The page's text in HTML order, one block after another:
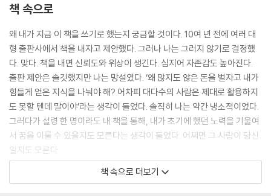
는다면 리스크를 관리하지 않는 것이다 / 왜 손절에 실패할까?
[13장] 리스크 대처 및 통제 방법
생활 습관을 길러라 / 비상 계획 수립 / 손실은 기대 수익의 함수다 / 언제
손절해야 할까? / 투자자의 대죄를 피하라 / 실패 수용 / 미리 리스크를 확
정하라 / 손절 원칙을 준수하라 / 손절 슬리피지에 대한 대응 / 연속적인 매
수 실패에 대처하는 법 / 재난을 보장하는 관행 / 속도 조절법을 배워라 /
성공하면 규모를 키워라 / 분할 매수 대 물타기 / 손절선을 본전까지 높여
야 할 때 / 모든 비율이 같은 것은 아니다 / 분산한다고 보호받는 건 아니다
/ 눈밭을 맨발로 걸었던 이야기
감사의 글
책 속으로
왜 내가 지금 이 책을 쓰기로 했는지 궁금할 것이다. 10여 년 전에 여러 대
형 출판사에서 책을 내자고 제안했다. 그러나 나는 그러지 않기로 결정했
다. 맞다. 책을 내면 신뢰도와 위상이 생긴다. 심지어 자존감도 높아진다.
출판 제안은 솔깃했지만 나는 망설였다. ‘왜 많지도 않은 돈을 벌자고 내가
힘들게 얻은 지식을 나눠야 해? 어차피 대다수의 사람은 제대로 활용하지
도 못할 텐데 말이야’라는 생각이 들었다. 솔직히 나는 약간 냉소적이었다.
그러다가 설령 한 명이라도 내 책을 통해, 내가 초기에 했던 노력을 기울여
서 꿈을 이룰 수 있을지도 모른다는 생각이 들었다. 어쩌면 그 사람이 당신
일지도 모른다.
--- p.33~34
책 속으로 더보기